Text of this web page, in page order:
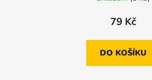
79 Kč
DO KOŠÍKU